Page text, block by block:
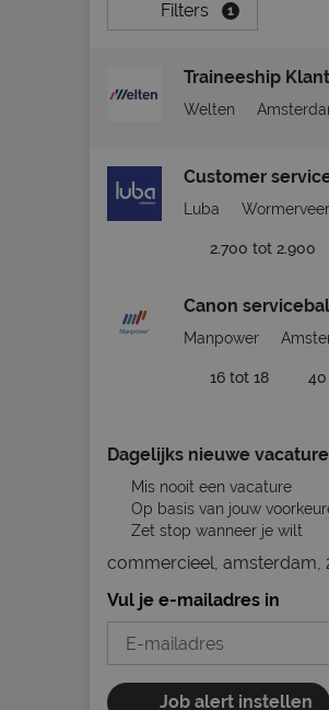
Filters 1
Traineeship
Welten
Customer
Luba Wormerveer
2.700 tot 2.900
Canon
Manpower
16 tot 18
Dagelijks nieuwe
Mis nooit een vacature
Op basis van jouw
Zet stop wanneer je wilt
commercieel, amsterdam,
Vul je e-mailadres in
Job alert instellen